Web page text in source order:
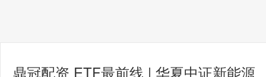
鼎冠配资 ETF最前线 | 华夏中证新能源